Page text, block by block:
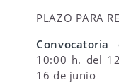
PLAZO PARA
10:00 h. del
16 de junio